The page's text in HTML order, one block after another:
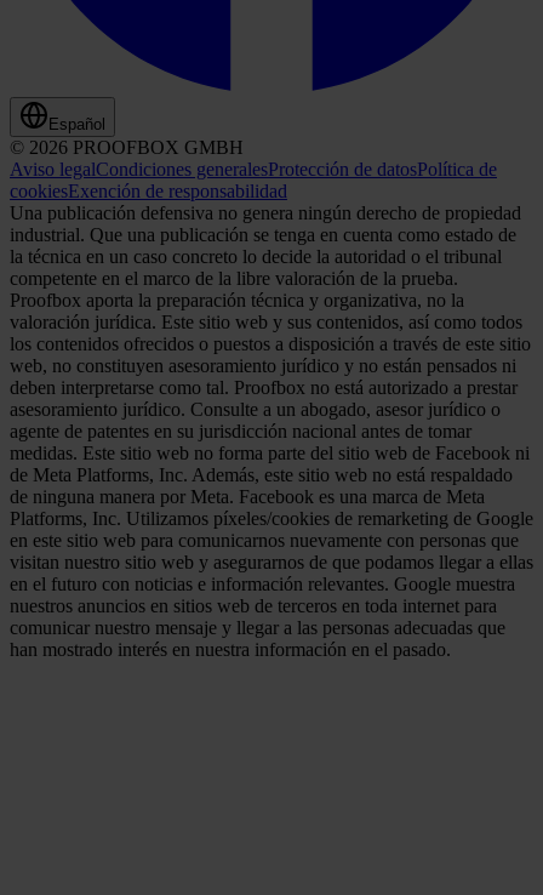
Español
© 2026 PROOFBOX GMBH
Aviso legalCondiciones generalesProtección de datosPolítica de
cookiesExención de responsabilidad
Una publicación defensiva no genera ningún derecho de propiedad
industrial. Que una publicación se tenga en cuenta como estado de
la técnica en un caso concreto lo decide la autoridad o el tribunal
competente en el marco de la libre valoración de la prueba.
Proofbox aporta la preparación técnica y organizativa, no la
valoración jurídica. Este sitio web y sus contenidos, así como todos
los contenidos ofrecidos o puestos a disposición a través de este sitio
web, no constituyen asesoramiento jurídico y no están pensados ni
deben interpretarse como tal. Proofbox no está autorizado a prestar
asesoramiento jurídico. Consulte a un abogado, asesor jurídico o
agente de patentes en su jurisdicción nacional antes de tomar
medidas. Este sitio web no forma parte del sitio web de Facebook ni
de Meta Platforms, Inc. Además, este sitio web no está respaldado
de ninguna manera por Meta. Facebook es una marca de Meta
Platforms, Inc. Utilizamos píxeles/cookies de remarketing de Google
en este sitio web para comunicarnos nuevamente con personas que
visitan nuestro sitio web y asegurarnos de que podamos llegar a ellas
en el futuro con noticias e información relevantes. Google muestra
nuestros anuncios en sitios web de terceros en toda internet para
comunicar nuestro mensaje y llegar a las personas adecuadas que
han mostrado interés en nuestra información en el pasado.